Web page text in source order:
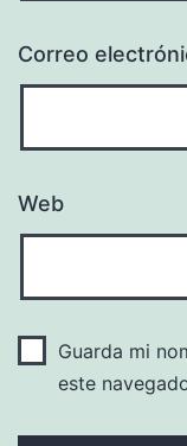
Correo
Web
Guarda mi
este